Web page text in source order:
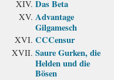
Das Beta
Advantage
Gilgamesch
CCCensur
Saure Gurken, die
Helden und die
Bösen